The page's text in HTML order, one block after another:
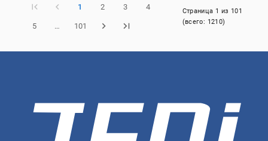
1 2 3 4
5 … 101
Страница 1 из 101
(всего: 1210)